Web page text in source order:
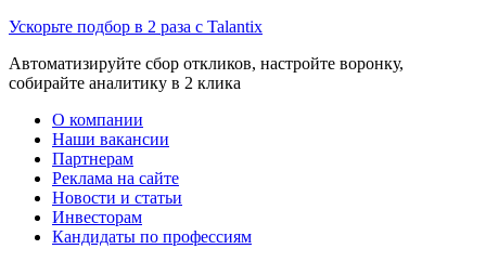
Ускорьте подбор в 2 раза с Talantix
Автоматизируйте сбор откликов, настройте воронку,
собирайте аналитику в 2 клика
О компании
Наши вакансии
Партнерам
Реклама на сайте
Новости и статьи
Инвесторам
Кандидаты по профессиям